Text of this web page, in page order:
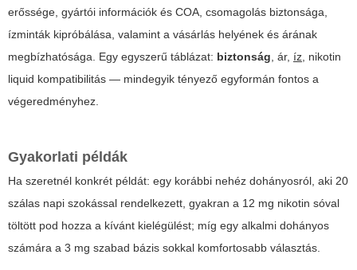
erőssége, gyártói információk és COA, csomagolás biztonsága,
ízminták kipróbálása, valamint a vásárlás helyének és árának
megbízhatósága. Egy egyszerű táblázat: biztonság ár, íz nikotin
liquid kompatibilitás — mindegyik tényező egyformán fontos a
végeredményhez.
Gyakorlati példák
Ha szeretnél konkrét példát: egy korábbi nehéz dohányosról, aki 20
szálas napi szokással rendelkezett, gyakran a 12 mg nikotin sóval
töltött pod hozza a kívánt kielégülést; míg egy alkalmi dohányos
számára a 3 mg szabad bázis sokkal komfortosabb választás.